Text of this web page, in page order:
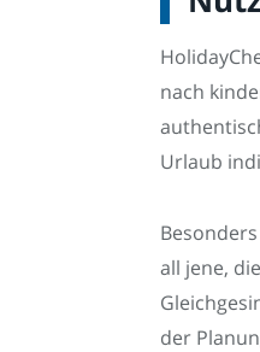
nach
Urlaub
all jene,
der